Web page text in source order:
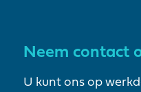
Neem contact
U kunt ons op